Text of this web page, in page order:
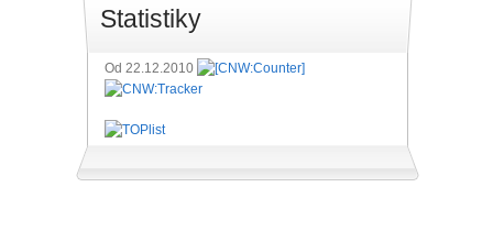
Statistiky
Od 22.12.2010